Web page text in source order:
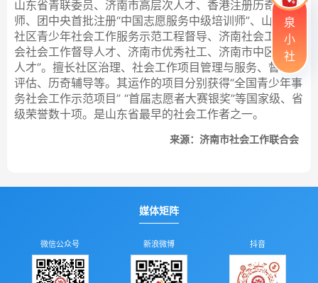
山东省青联委员、济南市高层次人才、香港注册历奇培训
师、团中央首批注册“中国志愿服务中级培训师”、山东省
社区青少年社会工作服务示范工程督导、济南社会工作协
会社会工作督导人才、济南市优秀社工、济南市中区“经纬
人才”。擅长社区治理、社会工作项目管理与服务、督导、
评估、历奇辅导等。其运作的项目分别获得“全国青少年事
务社会工作示范项目” “首届志愿者大赛银奖”等国家级、省
级荣誉数十项。是山东省最早的社会工作者之一。
来源：济南市社会工作联合会
媒体矩阵
微信公众号 新浪微博 抖音
泉
小
社